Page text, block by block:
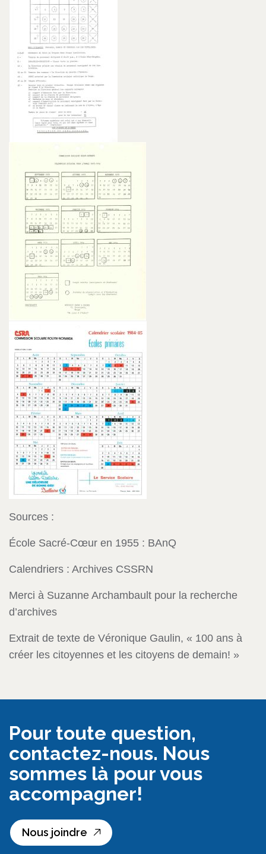
Sources :
École Sacré-Cœur en 1955 : BAnQ
Calendriers : Archives CSSRN
Merci à Suzanne Archambault pour la recherche
d’archives
Extrait de texte de Véronique Gaulin, « 100 ans à
créer les citoyennes et les citoyens de demain! »
Pour toute question,
contactez-nous. Nous
sommes là pour vous
accompagner!
Nous joindre